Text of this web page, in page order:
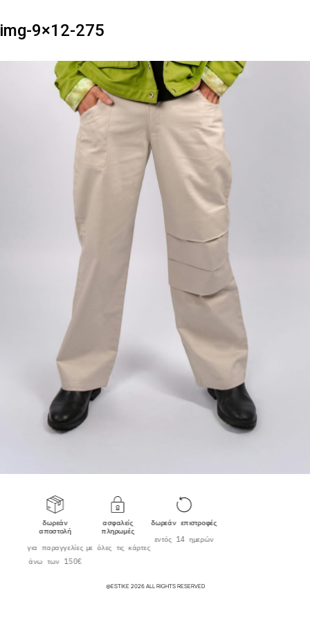
img-9×12-275
δωρεάν
αποστολή
για παραγγελίες
άνω των 150€
ασφαλείς
πληρωμές
με όλες τις κάρτες
δωρεάν επιστροφές
εντός 14 ημερών
@ESTIKE 2026 ALL RIGHTS RESERVED